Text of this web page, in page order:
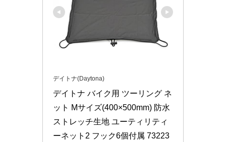
デイトナ(Daytona)
デイトナ バイク用 ツーリング ネ
ット Mサイズ(400×500mm) 防水
ストレッチ生地 ユーティリティ
ーネット2 フック6個付属 73223